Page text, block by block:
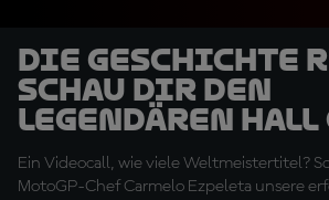
Die Geschichte
Schau dir den
legendären Hall
Videocall an!
Ein Videocall, wie viele Weltmeistertitel?
MotoGP-Chef Carmelo Ezpeleta unsere